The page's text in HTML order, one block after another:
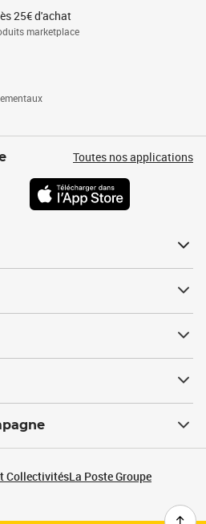
25€ d'achat
marketplace
Toutes nos applications
CollectivitésLa Poste Groupe